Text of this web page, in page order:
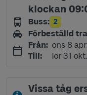
klockan
Buss: Linje
2
Förbeställd
Från: onsdag 8
ons 8
Till: lördag
lör 31
Vissa tåg